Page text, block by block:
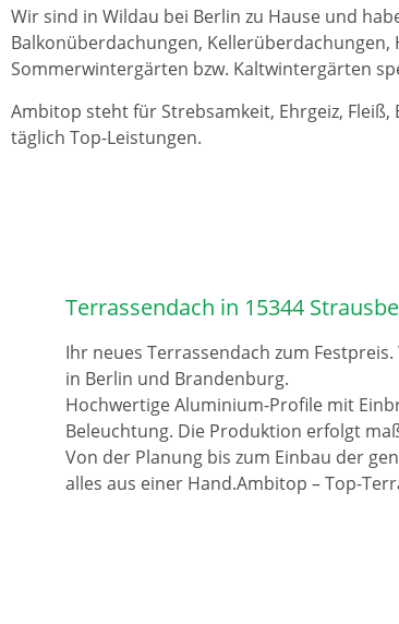
Wir sind in Wildau bei Berlin zu Hause und
Balkonüberdachungen,
Sommerwintergärten bzw. Kaltwintergärten
Ambitop steht für Strebsamkeit, Ehrgeiz,
täglich Top-Leistungen.
Terrassendach in 15344
Ihr neues Terrassendach zum
in Berlin und Brandenburg.
Hochwertige Aluminium-Profile mit
Beleuchtung. Die Produktion erfolgt
Von der Planung bis zum Einbau der
alles aus einer Hand.Ambitop – Top-